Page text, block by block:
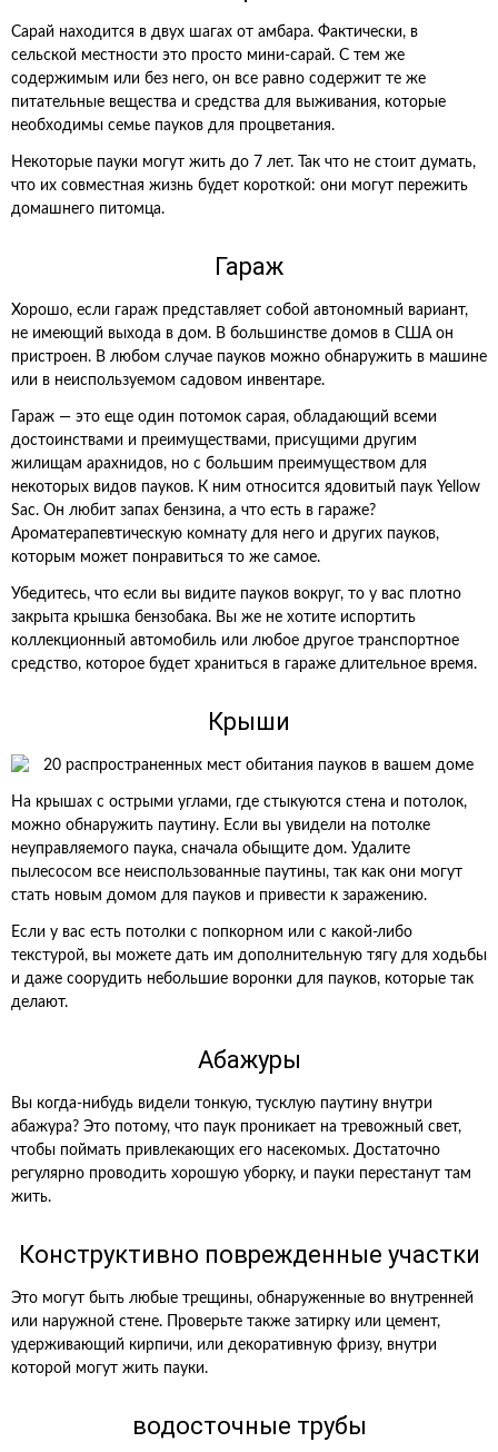
Сарай находится в двух шагах от амбара. Фактически, в
сельской местности это просто мини-сарай. С тем же
содержимым или без него, он все равно содержит те же
питательные вещества и средства для выживания, которые
необходимы семье пауков для процветания.
Некоторые пауки могут жить до 7 лет. Так что не стоит думать,
что их совместная жизнь будет короткой: они могут пережить
домашнего питомца.
Гараж
Хорошо, если гараж представляет собой автономный вариант,
не имеющий выхода в дом. В большинстве домов в США он
пристроен. В любом случае пауков можно обнаружить в машине
или в неиспользуемом садовом инвентаре.
Гараж — это еще один потомок сарая, обладающий всеми
достоинствами и преимуществами, присущими другим
жилищам арахнидов, но с большим преимуществом для
некоторых видов пауков. К ним относится ядовитый паук Yellow
Sac. Он любит запах бензина, а что есть в гараже?
Ароматерапевтическую комнату для него и других пауков,
которым может понравиться то же самое.
Убедитесь, что если вы видите пауков вокруг, то у вас плотно
закрыта крышка бензобака. Вы же не хотите испортить
коллекционный автомобиль или любое другое транспортное
средство, которое будет храниться в гараже длительное время.
Крыши
На крышах с острыми углами, где стыкуются стена и потолок,
можно обнаружить паутину. Если вы увидели на потолке
неуправляемого паука, сначала обыщите дом. Удалите
пылесосом все неиспользованные паутины, так как они могут
стать новым домом для пауков и привести к заражению.
Если у вас есть потолки с попкорном или с какой-либо
текстурой, вы можете дать им дополнительную тягу для ходьбы
и даже соорудить небольшие воронки для пауков, которые так
делают.
Абажуры
Вы когда-нибудь видели тонкую, тусклую паутину внутри
абажура? Это потому, что паук проникает на тревожный свет,
чтобы поймать привлекающих его насекомых. Достаточно
регулярно проводить хорошую уборку, и пауки перестанут там
жить.
Конструктивно поврежденные участки
Это могут быть любые трещины, обнаруженные во внутренней
или наружной стене. Проверьте также затирку или цемент,
удерживающий кирпичи, или декоративную фризу, внутри
которой могут жить пауки.
водосточные трубы